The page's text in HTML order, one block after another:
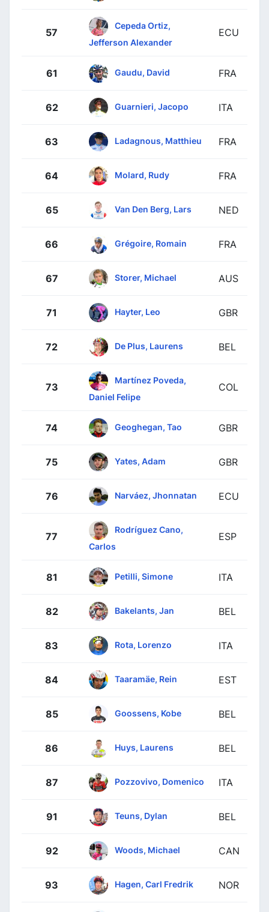
57
Cepeda Ortiz,
Jefferson Alexander
ECU
61 Gaudu, David FRA
62 Guarnieri, Jacopo ITA
63 Ladagnous, Matthieu FRA
64 Molard, Rudy FRA
65 Van Den Berg, Lars NED
66 Grégoire, Romain FRA
67 Storer, Michael AUS
71 Hayter, Leo GBR
72 De Plus, Laurens BEL
73
Martínez Poveda,
Daniel Felipe
COL
74 Geoghegan, Tao GBR
75 Yates, Adam GBR
76 Narváez, Jhonnatan ECU
77
Rodríguez Cano,
Carlos
ESP
81 Petilli, Simone ITA
82 Bakelants, Jan BEL
83 Rota, Lorenzo ITA
84 Taaramäe, Rein EST
85 Goossens, Kobe BEL
86 Huys, Laurens BEL
87 Pozzovivo, Domenico ITA
91 Teuns, Dylan BEL
92 Woods, Michael CAN
93 Hagen, Carl Fredrik NOR